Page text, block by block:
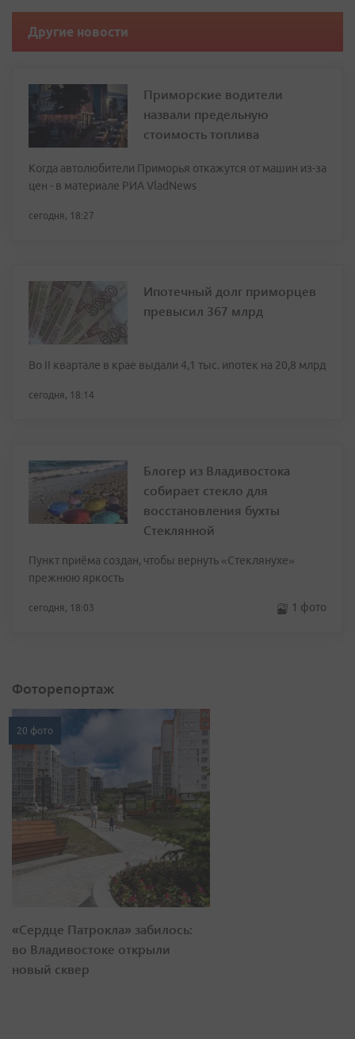
Другие новости
Приморские водители
назвали предельную
стоимость топлива
Когда автолюбители Приморья откажутся от машин из-за
цен - в материале РИА VladNews
сегодня, 18:27
Ипотечный долг приморцев
превысил 367 млрд
Во II квартале в крае выдали 4,1 тыс. ипотек на 20,8 млрд
сегодня, 18:14
Блогер из Владивостока
собирает стекло для
восстановления бухты
Стеклянной
Пункт приёма создан, чтобы вернуть «Стеклянухе»
прежнюю яркость
сегодня, 18:03 1 фото
Фоторепортаж
20 фото
«Сердце Патрокла» забилось:
во Владивостоке открыли
новый сквер